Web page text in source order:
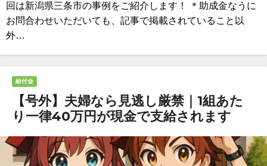
回は新潟県三条市の事例をご紹介します！ ＊助成金なうに
お問合わせいただいても、記事で掲載されていること以
外…
給付金
【号外】夫婦なら見逃し厳禁｜1組あた
り一律40万円が現金で支給されます